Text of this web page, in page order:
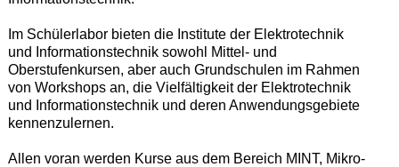
Im Schülerlabor bieten die Institute der Elektrotechnik
und Informationstechnik sowohl Mittel- und
Oberstufenkursen, aber auch Grundschulen im Rahmen
von Workshops an, die Vielfältigkeit der Elektrotechnik
und Informationstechnik und deren Anwendungsgebiete
kennenzulernen.
Allen voran werden Kurse aus dem Bereich MINT, Mikro-